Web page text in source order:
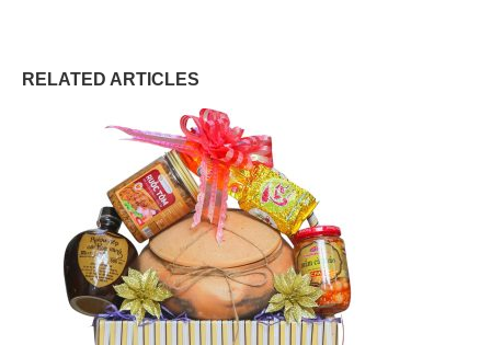
RELATED ARTICLES